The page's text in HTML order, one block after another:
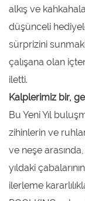
alkış ve
düşünceli
sürprizini
çalışana olan
iletti.
Kalplerimiz bir,
Bu Yeni Yıl
zihinlerin ve
ve neşe
yıldaki
ilerleme